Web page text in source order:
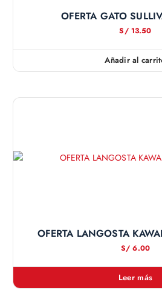
OFERTA GATO
S/13.50
Añadir al
OFERTA LANGOSTA
S/ 6.00
Leer más